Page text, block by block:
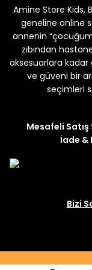
Yeni₺ 250
Amine Store Kids,
geneline online
annenin
zıbından
aksesuarlara kadar
ve güveni bir
seçimleri
Mesafeli
İade &
Bizi